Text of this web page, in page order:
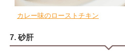
カレー味のローストチキン
7. 砂肝